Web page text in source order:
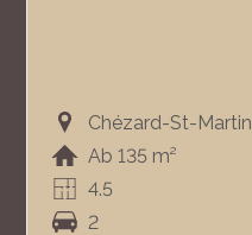
Chézard-St-Martin
Ab 135 m²
4.5
2